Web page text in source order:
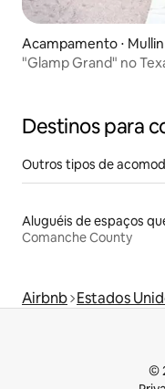
Acampamento ⋅ Mullin
"Glamp Grand" no
Destinos para
Outros tipos de
Comanche County
Airbnb Estados
©